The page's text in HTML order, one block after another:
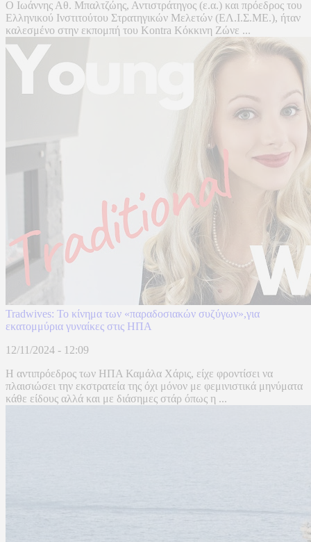
O Ιωάννης Αθ. Μπαλτζώης, Αντιστράτηγος (ε.α.) και πρόεδρος του
Ελληνικού Ινστιτούτου Στρατηγικών Μελετών (ΕΛ.Ι.Σ.ΜΕ.), ήταν
καλεσμένο στην εκπομπή του Kontra Κόκκινη Ζώνε ...
Tradwives: Το κίνημα των «παραδοσιακών συζύγων»,για
εκατομμύρια γυναίκες στις ΗΠΑ
12/11/2024 - 12:09
Η αντιπρόεδρος των ΗΠΑ Καμάλα Χάρις, είχε φροντίσει να
πλαισιώσει την εκστρατεία της όχι μόνον με φεμινιστικά μηνύματα
κάθε είδους αλλά και με διάσημες στάρ όπως η ...